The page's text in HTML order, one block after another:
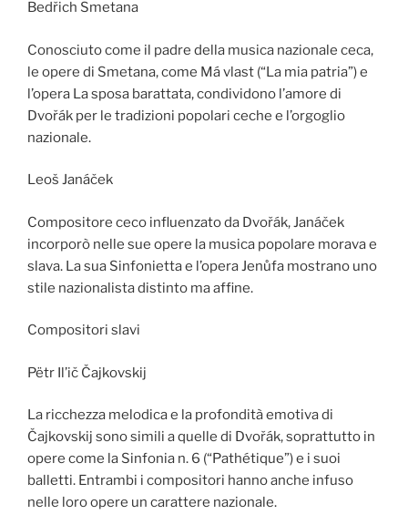
Bedřich Smetana
Conosciuto come il padre della musica nazionale ceca,
le opere di Smetana, come Má vlast (“La mia patria”) e
l’opera La sposa barattata, condividono l’amore di
Dvořák per le tradizioni popolari ceche e l’orgoglio
nazionale.
Leoš Janáček
Compositore ceco influenzato da Dvořák, Janáček
incorporò nelle sue opere la musica popolare morava e
slava. La sua Sinfonietta e l’opera Jenůfa mostrano uno
stile nazionalista distinto ma affine.
Compositori slavi
Pëtr Il’ič Čajkovskij
La ricchezza melodica e la profondità emotiva di
Čajkovskij sono simili a quelle di Dvořák, soprattutto in
opere come la Sinfonia n. 6 (“Pathétique”) e i suoi
balletti. Entrambi i compositori hanno anche infuso
nelle loro opere un carattere nazionale.